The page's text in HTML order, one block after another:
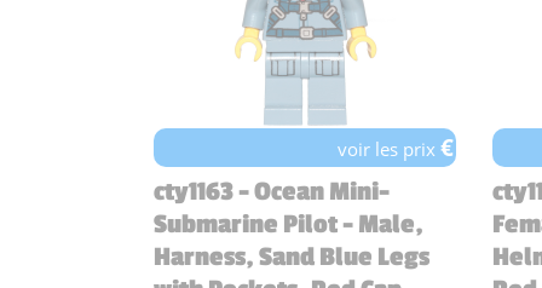
voir les prix€
cty1163 - Ocean Mini-
Submarine Pilot - Male,
Harness, Sand Blue Legs